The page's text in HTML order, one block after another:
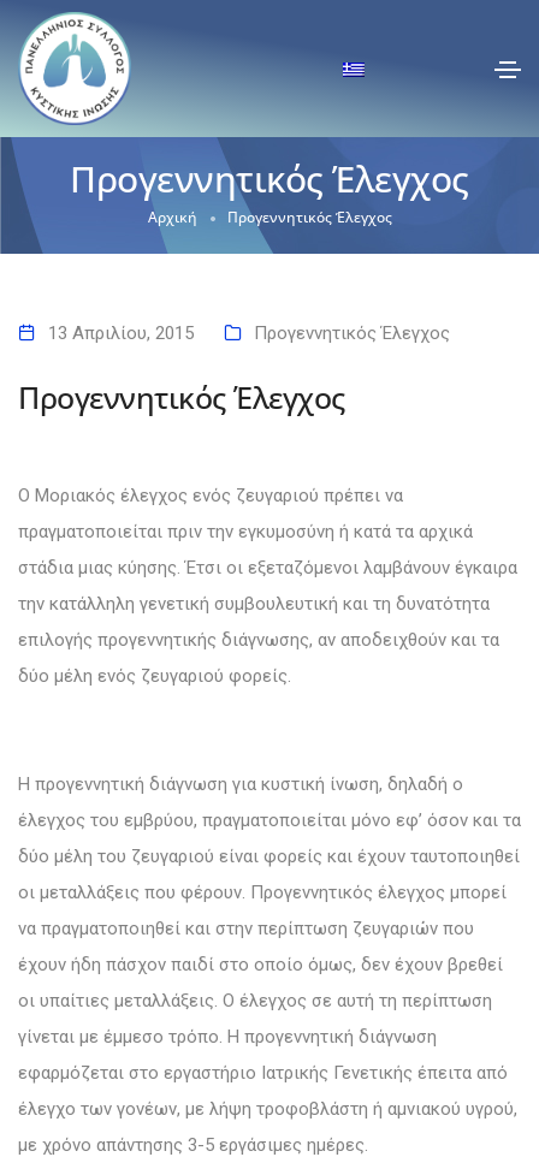
Προγεννητικός Έλεγχος
Αρχική Προγεννητικός Έλεγχος
13 Απριλίου, 2015 Προγεννητικός Έλεγχος
Προγεννητικός Έλεγχος
Ο Μοριακός έλεγχος ενός ζευγαριού πρέπει να
πραγματοποιείται πριν την εγκυμοσύνη ή κατά τα αρχικά
στάδια μιας κύησης. Έτσι οι εξεταζόμενοι λαμβάνουν έγκαιρα
την κατάλληλη γενετική συμβουλευτική και τη δυνατότητα
επιλογής προγεννητικής διάγνωσης, αν αποδειχθούν και τα
δύο μέλη ενός ζευγαριού φορείς.
Η προγεννητική διάγνωση για κυστική ίνωση, δηλαδή ο
έλεγχος του εμβρύου, πραγματοποιείται μόνο εφ’ όσον και τα
δύο μέλη του ζευγαριού είναι φορείς και έχουν ταυτοποιηθεί
οι μεταλλάξεις που φέρουν. Προγεννητικός έλεγχος μπορεί
να πραγματοποιηθεί και στην περίπτωση ζευγαριών που
έχουν ήδη πάσχον παιδί στο οποίο όμως, δεν έχουν βρεθεί
οι υπαίτιες μεταλλάξεις. Ο έλεγχος σε αυτή τη περίπτωση
γίνεται με έμμεσο τρόπο. Η προγεννητική διάγνωση
εφαρμόζεται στο εργαστήριο Ιατρικής Γενετικής έπειτα από
έλεγχο των γονέων, με λήψη τροφοβλάστη ή αμνιακού υγρού,
με χρόνο απάντησης 3-5 εργάσιμες ημέρες.